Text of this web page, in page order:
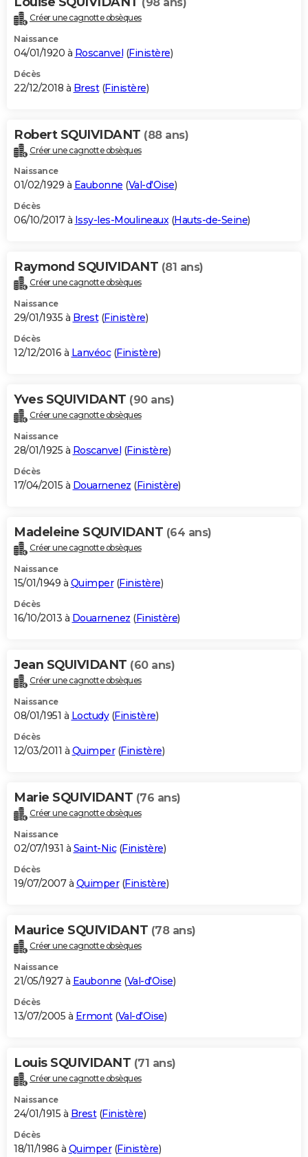
Créer une cagnotte obsèques
Naissance
04/01/1920 à Roscanvel (Finistère)
Décès
22/12/2018 à Brest(Finistère)
Robert SQUIVIDANT (88 ans)
Créer une cagnotte obsèques
Naissance
01/02/1929 à Eaubonne (Val-d'Oise)
Décès
06/10/2017 à Issy-les-Moulineaux(Hauts-de-Seine)
Raymond SQUIVIDANT (81 ans)
Créer une cagnotte obsèques
Naissance
29/01/1935 à Brest(Finistère)
Décès
12/12/2016 à Lanvéoc(Finistère)
Yves SQUIVIDANT (90 ans)
Créer une cagnotte obsèques
Naissance
28/01/1925 à Roscanvel (Finistère)
Décès
17/04/2015 à Douarnenez (Finistère)
Madeleine SQUIVIDANT (64 ans)
Créer une cagnotte obsèques
Naissance
15/01/1949 à Quimper(Finistère)
Décès
16/10/2013 à Douarnenez (Finistère)
Jean SQUIVIDANT (60 ans)
Créer une cagnotte obsèques
Naissance
08/01/1951 à Loctudy(Finistère)
Décès
12/03/2011 à Quimper(Finistère)
Marie SQUIVIDANT (76 ans)
Créer une cagnotte obsèques
Naissance
02/07/1931 à Saint-Nic(Finistère)
Décès
19/07/2007 à Quimper(Finistère)
Maurice SQUIVIDANT (78 ans)
Créer une cagnotte obsèques
Naissance
21/05/1927 à Eaubonne (Val-d'Oise)
Décès
13/07/2005 à Ermont(Val-d'Oise)
Louis SQUIVIDANT (71 ans)
Créer une cagnotte obsèques
Naissance
24/01/1915 à Brest(Finistère)
Décès
18/11/1986 à Quimper(Finistère)